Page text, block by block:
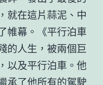
就在這片蒜泥、中
帷幕。《平行泊車
的人生，被兩個巨
以及平行泊車。他
承了他所有的駕駛